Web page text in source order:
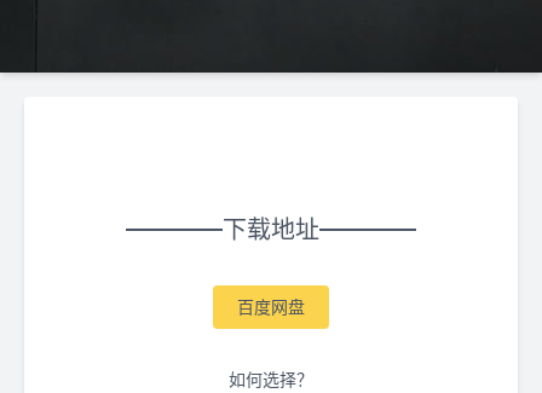
下载地址
百度网盘
如何选择？